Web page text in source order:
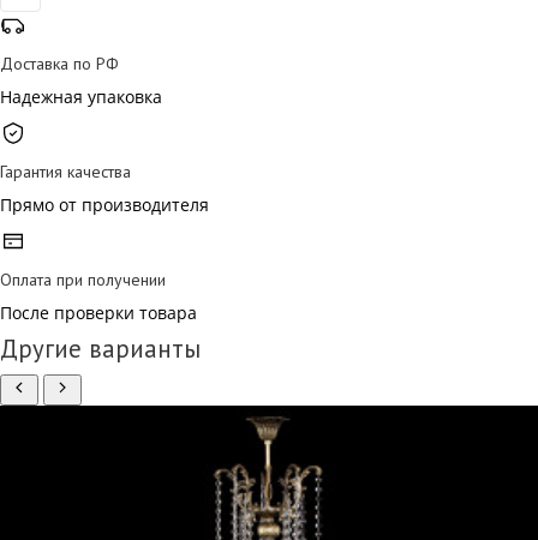
Доставка по РФ
Надежная упаковка
Гарантия качества
Прямо от производителя
Оплата при получении
После проверки товара
Другие варианты